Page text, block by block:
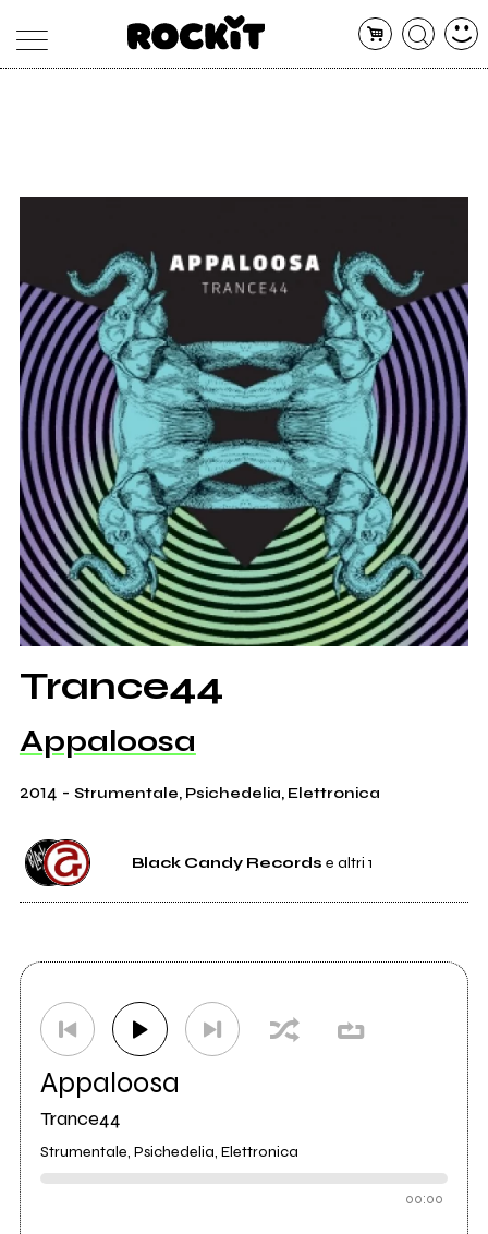
CONCERTI
RADIO
Trance44
Appaloosa
2014 - Strumentale, Psichedelia, Elettronica
Black Candy Records e altri 1
Appaloosa
Trance44
Strumentale, Psichedelia, Elettronica
00:00